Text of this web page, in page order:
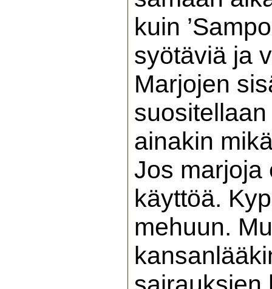
kuin
syötäviä ja
Marjojen
ainakin
Jos marjoja
käyttöä.
mehuun.